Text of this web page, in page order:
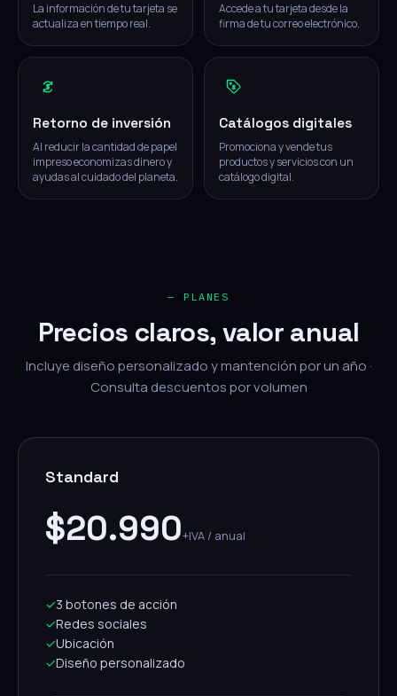
La información de tu tarjeta se
actualiza en tiempo real.
Accede a tu tarjeta desde la
firma de tu correo electrónico.
Retorno de inversión
Al reducir la cantidad de papel
impreso economizas dinero y
ayudas al cuidado del planeta.
Catálogos digitales
Promociona y vende tus
productos y servicios con un
catálogo digital.
— PLANES
Precios claros, valor anual
Incluye diseño personalizado y mantención por un año ·
Consulta descuentos por volumen
Standard
$20.990+IVA / anual
✓3 botones de acción
✓Redes sociales
✓Ubicación
✓Diseño personalizado